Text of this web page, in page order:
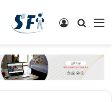
القائمة البحث تسجيل الدخول